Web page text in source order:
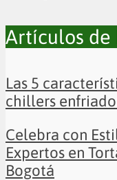
Artículos de
Las 5
chillers
Celebra con
Expertos en
Bogotá